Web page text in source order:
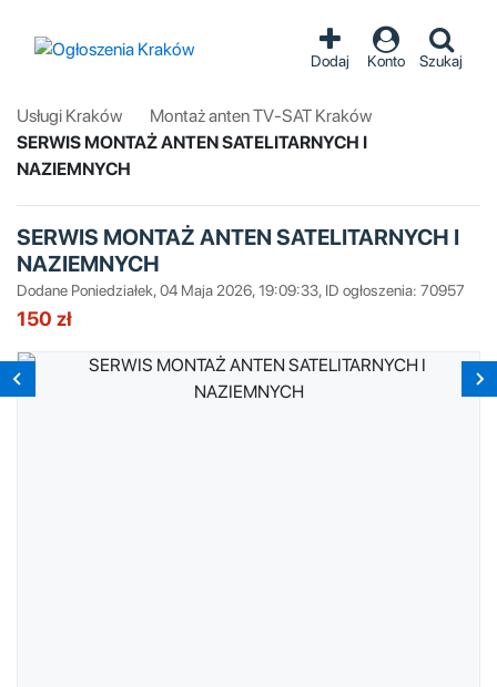
Dodaj Konto Szukaj
Usługi Kraków
Montaż anten TV-SAT Kraków
SERWIS MONTAŻ ANTEN SATELITARNYCH I
NAZIEMNYCH
SERWIS MONTAŻ ANTEN SATELITARNYCH I
NAZIEMNYCH
Dodane Poniedziałek, 04 Maja 2026, 19:09:33, ID ogłoszenia: 70957
150 zł